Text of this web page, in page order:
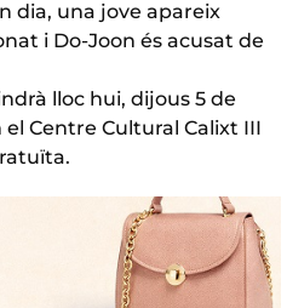
dia, una jove apareix
i Do-Joon és acusat de
lloc hui, dijous 5 de
el Centre Cultural Calixt III